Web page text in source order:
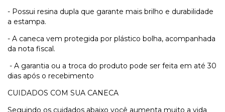
- Possui resina dupla que garante mais brilho e durabilidade
a estampa.
- A caneca vem protegida por plástico bolha, acompanhada
da nota fiscal.
- A garantia ou a troca do produto pode ser feita em até 30
dias após o recebimento
CUIDADOS COM SUA CANECA